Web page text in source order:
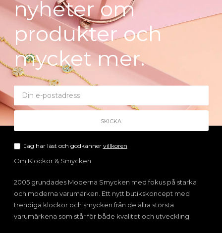
nyheter om
produkter och
mycket mer.
Jag har läst och godkänner villkoren
Om Klockor & Smycken
2005 grundades Moderna Smycken med fokus på starka
och moderna varumärken. Ett nytt butikskoncept med
trendiga klockor och smycken från de allra största
varumärkena som står för både kvalitet och utveckling.